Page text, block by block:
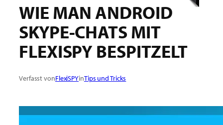
WIE MAN ANDROID
SKYPE-CHATS MIT
FLEXISPY BESPITZELT
Verfasst vonFlexiSPYinTips und Tricks